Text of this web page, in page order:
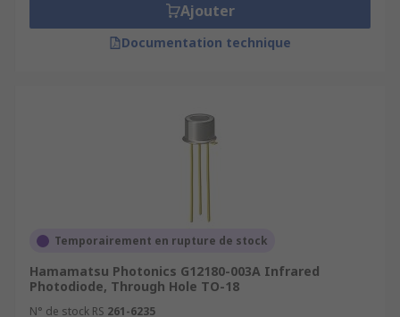
Ajouter
Documentation technique
Temporairement en rupture de stock
Hamamatsu Photonics G12180-003A Infrared
Photodiode, Through Hole TO-18
N° de stock RS 261-6235